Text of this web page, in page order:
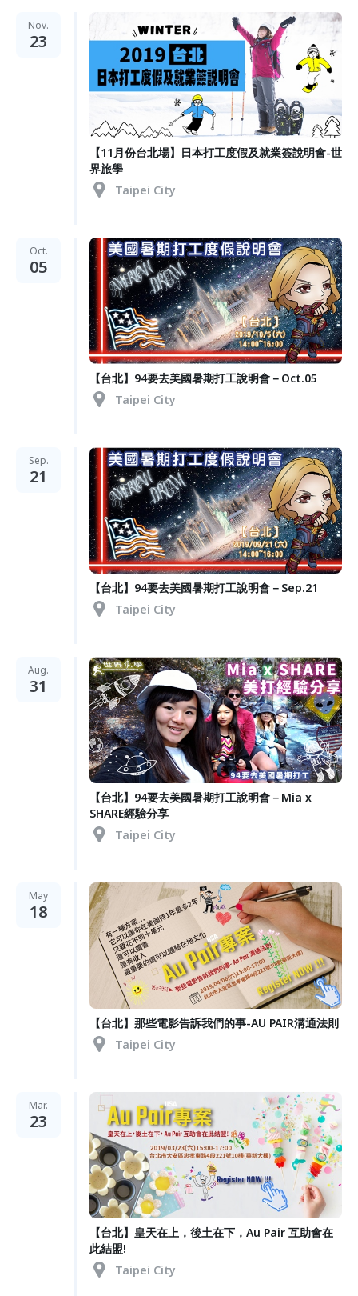
Nov.
23
【11月份台北場】日本打工度假及就業簽說明會-世
界旅學
Taipei City
Oct.
05
【台北】94要去美國暑期打工說明會－Oct.05
Taipei City
Sep.
21
【台北】94要去美國暑期打工說明會－Sep.21
Taipei City
Aug.
31
【台北】94要去美國暑期打工說明會－Mia x
SHARE經驗分享
Taipei City
May
18
【台北】那些電影告訴我們的事-AU PAIR溝通法則
Taipei City
Mar.
23
【台北】皇天在上，後土在下，Au Pair 互助會在
此結盟!
Taipei City